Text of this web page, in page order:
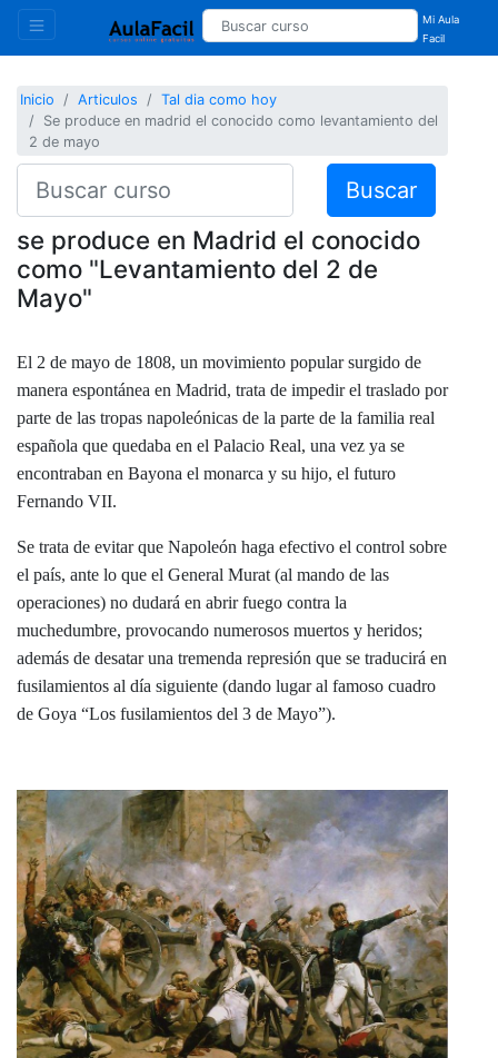
Mi Aula
Facil
Inicio Articulos
Tal dia como hoy
Se produce en madrid el conocido como levantamiento del
2 de mayo
Buscar
se produce en Madrid el conocido
como "Levantamiento del 2 de
Mayo"
El 2 de mayo de 1808, un movimiento popular surgido de
manera espontánea en Madrid, trata de impedir el traslado por
parte de las tropas napoleónicas de la parte de la familia real
española que quedaba en el Palacio Real, una vez ya se
encontraban en Bayona el monarca y su hijo, el futuro
Fernando VII.
Se trata de evitar que Napoleón haga efectivo el control sobre
el país, ante lo que el General Murat (al mando de las
operaciones) no dudará en abrir fuego contra la
muchedumbre, provocando numerosos muertos y heridos;
además de desatar una tremenda represión que se traducirá en
fusilamientos al día siguiente (dando lugar al famoso cuadro
de Goya “Los fusilamientos del 3 de Mayo”).